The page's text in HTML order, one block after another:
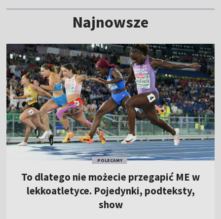
Najnowsze
POLECAMY
To dlatego nie możecie przegapić ME w
lekkoatletyce. Pojedynki, podteksty,
show